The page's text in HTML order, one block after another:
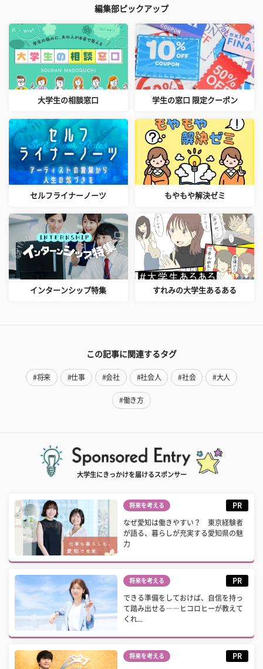
編集部ピックアップ
大学生の相談窓口 学生の窓口 限定クーポン
セルフライナーノーツ もやもや解決ゼミ
インターンシップ特集 すれみの大学生あるある
この記事に関連するタグ
#将来 #仕事 #会社 #社会人 #社会 #大人
#働き方
大学生にきっかけを届けるスポンサー
将来を考える PR
なぜ愛知は働きやすい？ 東京経験者
が語る、暮らしが充実する愛知県の魅
力
将来を考える PR
できる準備をしておけば、自信を持っ
て踏み出せる――ヒコロヒーが教えて
くれ...
将来を考える PR